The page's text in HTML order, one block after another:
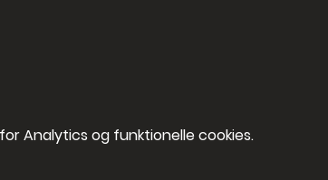
Analytics og funktionelle cookies.